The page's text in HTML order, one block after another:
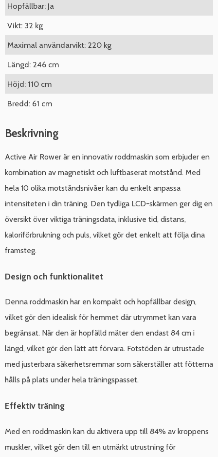
Hopfällbar: Ja
Vikt: 32 kg
Maximal användarvikt: 220 kg
Längd: 246 cm
Höjd: 110 cm
Bredd: 61 cm
Beskrivning
Active Air Rower är en innovativ roddmaskin som erbjuder en
kombination av magnetiskt och luftbaserat motstånd. Med
hela 10 olika motståndsnivåer kan du enkelt anpassa
intensiteten i din träning. Den tydliga LCD-skärmen ger dig en
översikt över viktiga träningsdata, inklusive tid, distans,
kaloriförbrukning och puls, vilket gör det enkelt att följa dina
framsteg.
Design och funktionalitet
Denna roddmaskin har en kompakt och hopfällbar design,
vilket gör den idealisk för hemmet där utrymmet kan vara
begränsat. När den är hopfälld mäter den endast 84 cm i
längd, vilket gör den lätt att förvara. Fotstöden är utrustade
med justerbara säkerhetsremmar som säkerställer att fötterna
hålls på plats under hela träningspasset.
Effektiv träning
Med en roddmaskin kan du aktivera upp till 84% av kroppens
muskler, vilket gör den till en utmärkt utrustning för